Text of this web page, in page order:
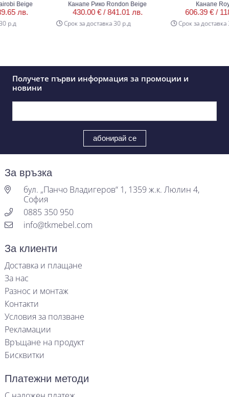
Beige
лв.
Канапе Рико Rondon Beige
430.00 € /841.01 лв.
Срок за доставка 30 р.д
Канапе Royal
606.39 € /
Срок за доставка 30
Получете първи информация за промоции и
новини
За връзка
бул. „Панчо Владигеров“ 1, 1359 ж.к. Люлин 4,
София
0885 350 950
info@tkmebel.com
За клиенти
Доставка и плащане
За нас
Разнос и монтаж
Контакти
Условия за ползване
Рекламации
Връщане на продукт
Бисквитки
Платежни методи